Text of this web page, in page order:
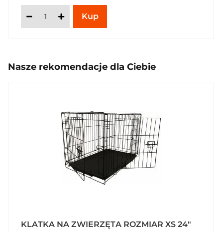
Nasze rekomendacje dla Ciebie
KLATKA NA ZWIERZĘTA ROZMIAR XS 24"